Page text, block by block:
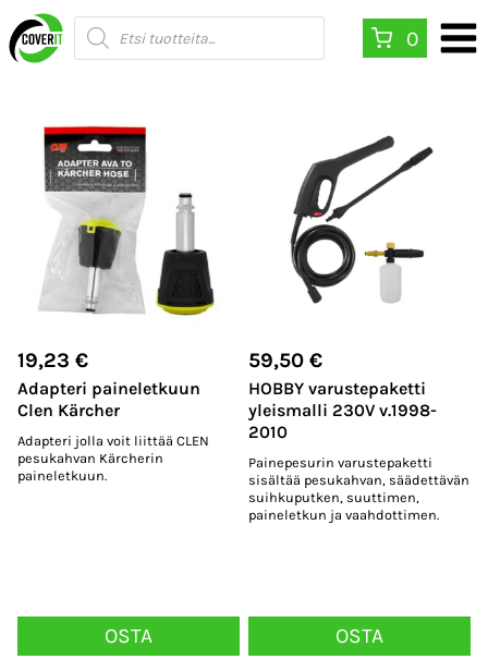
Siirry
sisältöön
Products
search
0
19,23 €
Adapteri paineletkuun
Clen Kärcher
Adapteri jolla voit liittää CLEN
pesukahvan Kärcherin
paineletkuun.
OSTA
59,50 €
HOBBY varustepaketti
yleismalli 230V v.1998-
2010
Painepesurin varustepaketti
sisältää pesukahvan, säädettävän
suihkuputken, suuttimen,
paineletkun ja vaahdottimen.
OSTA